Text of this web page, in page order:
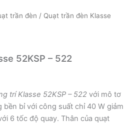
trần đèn / Quạt trần đèn Klasse
52KSP – 522
trí Klasse 52KSP – 522 với mô tơ
bền bỉ với công suất chỉ 40 W giảm
6 tốc độ quay. Thân của quạt